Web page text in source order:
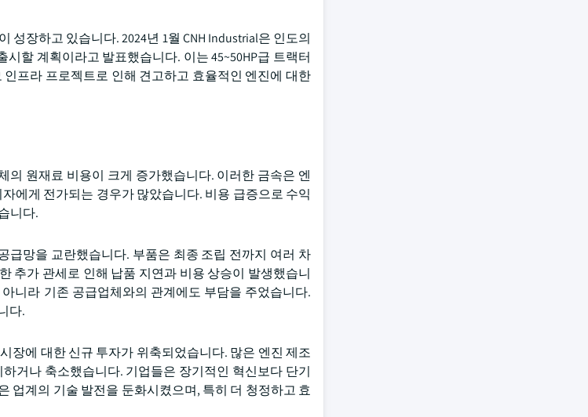
성장하고 있습니다. 2024년 1월 CNH Industrial은 인도의
시할 계획이라고 발표했습니다. 이는 45~50HP급 트랙터
프라 프로젝트로 인해 견고하고 효율적인 엔진에 대한
의 원재료 비용이 크게 증가했습니다. 이러한 금속은 엔
에게 전가되는 경우가 많았습니다. 비용 급증으로 수익
니다.
급망을 교란했습니다. 부품은 최종 조립 전까지 여러 차
추가 관세로 인해 납품 지연과 비용 상승이 발생했습니
니라 기존 공급업체와의 관계에도 부담을 주었습니다.
다.
장에 대한 신규 투자가 위축되었습니다. 많은 엔진 제조
거나 축소했습니다. 기업들은 장기적인 혁신보다 단기
업계의 기술 발전을 둔화시켰으며, 특히 더 청정하고 효